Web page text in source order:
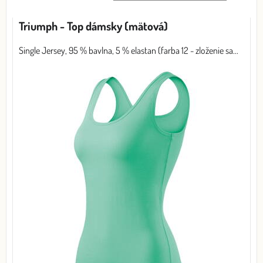
Mriežka
Triumph - Top dámsky (mätová)
Single Jersey, 95 % bavlna, 5 % elastan (farba 12 - zloženie sa...